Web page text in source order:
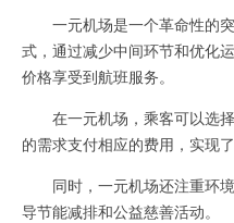
一元机场是一个革命性的突
式，通过减少中间环节和优化
价格享受到航班服务。
在一元机场，乘客可以选择
的需求支付相应的费用，实现了
同时，一元机场还注重环境
导节能减排和公益慈善活动。